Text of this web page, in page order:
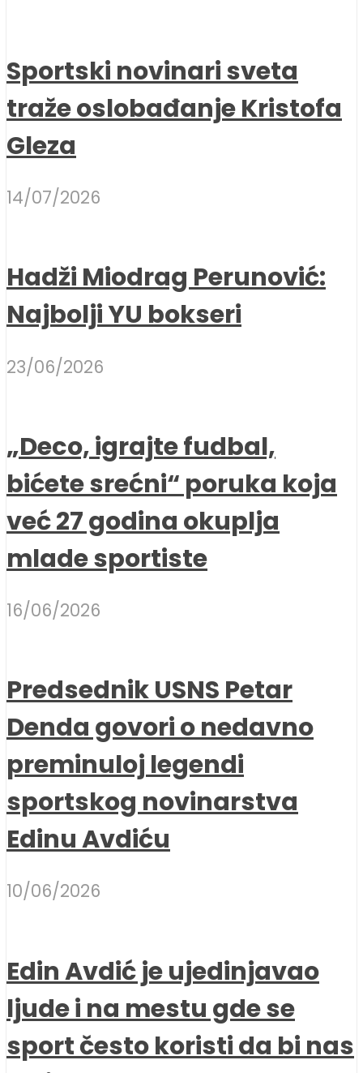
Sportski novinari sveta
traže oslobađanje Kristofa
Gleza
14/07/2026
Hadži Miodrag Perunović:
Najbolji YU bokseri
23/06/2026
„Deco, igrajte fudbal,
bićete srećni“ poruka koja
već 27 godina okuplja
mlade sportiste
16/06/2026
Predsednik USNS Petar
Denda govori o nedavno
preminuloj legendi
sportskog novinarstva
Edinu Avdiću
10/06/2026
Edin Avdić je ujedinjavao
ljude i na mestu gde se
sport često koristi da bi nas